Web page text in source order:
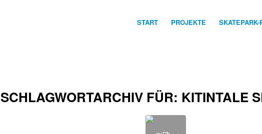
START PROJEKTE
SCHLAGWORTARCHIV FÜR: KITINTALE